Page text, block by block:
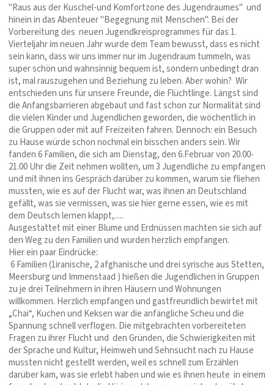
"Raus aus der Kuschel-und Komfortzone des Jugendraumes" und
hinein in das Abenteuer "Begegnung mit Menschen". Bei der
Vorbereitung des neuen Jugendkreisprogrammes für das 1.
Vierteljahr im neuen Jahr wurde dem Team bewusst, dass es nicht
sein kann, dass wir uns immer nur im Jugendraum tummeln, was
super schön und wahnsinnig bequem ist, sondern unbedingt dran
ist, mal rauszugehen und Beziehung zu leben. Aber wohin? Wir
entschieden uns für unsere Freunde, die Flüchtlinge. Längst sind
die Anfangsbarrieren abgebaut und fast schon zur Normalität sind
die vielen Kinder und Jugendlichen geworden, die wöchentlich in
die Gruppen oder mit auf Freizeiten fahren. Dennoch: ein Besuch
zu Hause würde schon nochmal ein bisschen anders sein. Wir
fanden 6 Familien, die sich am Dienstag, den 6.Februar von 20.00-
21.00 Uhr die Zeit nehmen wollten, um 3 Jugendliche zu empfangen
und mit ihnen ins Gespräch darüber zu kommen, warum sie fliehen
mussten, wie es auf der Flucht war, was ihnen an Deutschland
gefällt, was sie vermissen, was sie hier gerne essen, wie es mit
dem Deutsch lernen klappt,.....
Ausgestattet mit einer Blume und Erdnüssen machten sie sich auf
den Weg zu den Familien und wurden herzlich empfangen.
Hier ein paar Eindrücke:
6 Familien (1iranische, 2 afghanische und drei syrische aus Stetten,
Meersburg und Immenstaad ) hießen die Jugendlichen in Gruppen
zu je drei Teilnehmern in ihren Häusern und Wohnungen
willkommen. Herzlich empfangen und gastfreundlich bewirtet mit
„Chai“, Kuchen und Keksen war die anfängliche Scheu und die
Spannung schnell verflogen. Die mitgebrachten vorbereiteten
Fragen zu ihrer Flucht und den Gründen, die Schwierigkeiten mit
der Sprache und Kultur, Heimweh und Sehnsucht nach zu Hause
mussten nicht gestellt werden, weil es schnell zum Erzählen
darüber kam, was sie erlebt haben und wie es ihnen heute in einem